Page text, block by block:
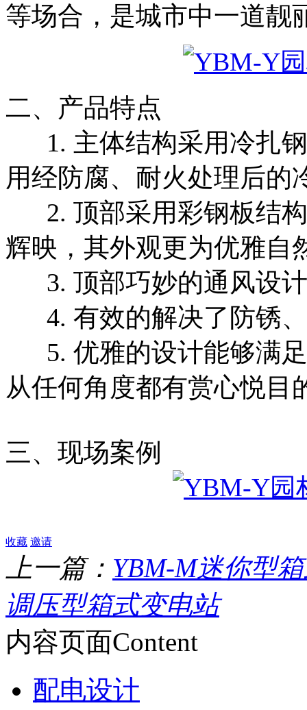
等场合，是城市中一道靓
二、产品特点
1. 主体结构采用冷扎钢
用经防腐、耐火处理后的
2. 顶部采用彩钢板结构
辉映，其外观更为优雅自
3. 顶部巧妙的通风设
4. 有效的解决了防锈
5. 优雅的设计能够满足
从任何角度都有赏心悦目
三、现场案例
收藏 邀请
上一篇： YBM-M迷你型
调压型箱式变电站
内容页面Content
配电设计